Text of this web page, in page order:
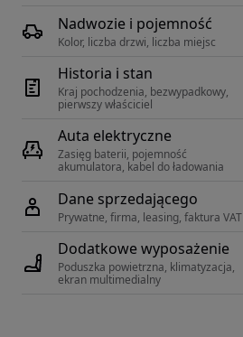
Nadwozie i pojemność
Kolor, liczba drzwi, liczba miejsc
Historia i stan
Kraj pochodzenia, bezwypadkowy,
pierwszy właściciel
Auta elektryczne
Zasięg baterii, pojemność
akumulatora, kabel do ładowania
Dane sprzedającego
Prywatne, firma, leasing, faktura VAT
Dodatkowe wyposażenie
Poduszka powietrzna, klimatyzacja,
ekran multimedialny